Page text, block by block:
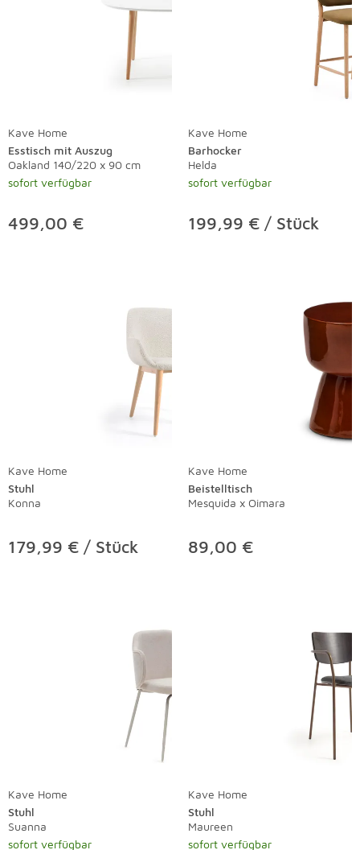
Kave Home
Esstisch mit Auszug
Oakland 140/220 x 90 cm
sofort verfügbar
499,00 €
Kave Home
Barhocker
Helda
sofort verfügbar
199,99 € / Stück
Kave Home
Stuhl
Konna
179,99 € / Stück
Kave Home
Beistelltisch
Mesquida x Oimara
89,00 €
Kave Home
Stuhl
Suanna
sofort verfügbar
Kave Home
Stuhl
Maureen
sofort verfügbar